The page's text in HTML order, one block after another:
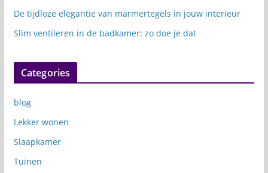
De tijdloze elegantie van marmertegels in jouw interieur
Slim ventileren in de badkamer: zo doe je dat
Categories
blog
Lekker wonen
Slaapkamer
Tuinen